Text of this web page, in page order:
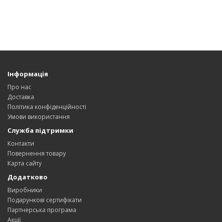
Інформація
Про нас
Доставка
Політика конфіденційності
Умови використання
Служба підтримки
Контакти
Повернення товару
Карта сайту
Додатково
Виробники
Подарункові сертифікати
Партнерська програма
Акції